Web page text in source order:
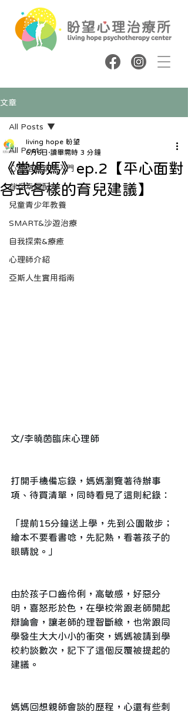
文章
All Posts
心理諮商新手入門
伴侶幸福配方
兒童青少年教養
SMART&沙遊治療
自我探索&療癒
心理師介紹
亞斯人生實用指南
All Posts
《當媽媽》ep.2【平心面對
各式各樣的育兒建議】
living hope 盼望
6月6日 讀畢需時 3 分鐘
文/李曉茵臨床心理師
打開手機備忘錄，媽媽瀏覽著待辦事
項、待買清單，同時看見了這則紀錄：
「提前15分鐘送上學，先到公園散步；
繪本不要看書唸，先記熟，看著孩子的
眼睛說。」
由於孩子口齒伶俐，高敏感，好惡分
明，喜怒形於色，在學校常跟老師開起
辯論會，讓老師的理智斷線，也常跟同
學發生大大小小的衝突，媽媽被請到學
校約談數次，記下了這個反覆被提起的
建議。
媽媽回想親師會談的歷程，心還有些刺